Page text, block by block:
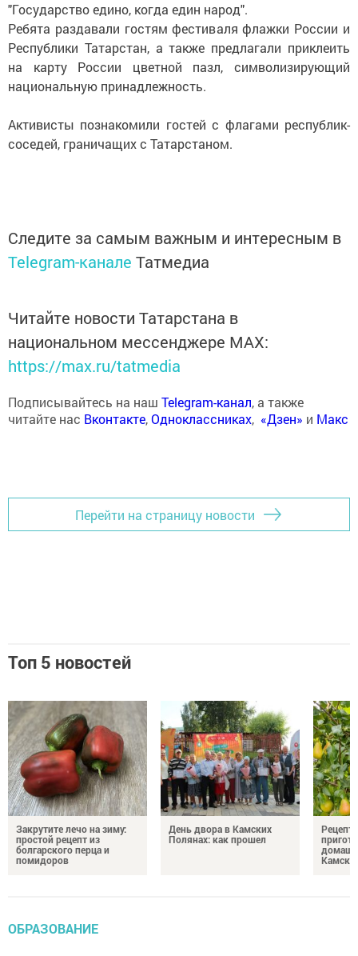
"Государство едино, когда един народ".
Ребята раздавали гостям фестиваля флажки России и
Республики Татарстан, а также предлагали приклеить
на карту России цветной пазл, символизирующий
национальную принадлежность.
Активисты познакомили гостей с флагами республик-
соседей, граничащих с Татарстаном.
Следите за самым важным и интересным в
Telegram-канале Татмедиа
Читайте новости Татарстана в
национальном мессенджере MАХ:
https://max.ru/tatmedia
Подписывайтесь на наш Telegram-канал, а также
читайте нас Вконтакте,Одноклассниках, «Дзен» и Макс
Перейти на страницу новости
Топ 5 новостей
Закрутите лечо на зиму:
простой рецепт из
болгарского перца и
помидоров
День двора в Камских
Полянах: как прошел
ОБРАЗОВАНИЕ